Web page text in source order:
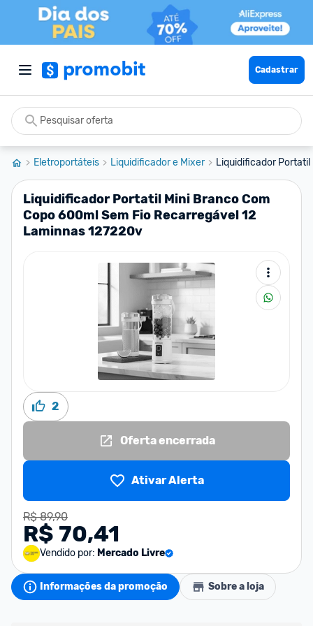
Cadastrar
Eletroportáteis Liquidificador e Mixer Liquidificador Portatil
Liquidificador Portatil Mini Branco Com
Copo 600ml Sem Fio Recarregável 12
Laminnas 127220v
2
Oferta encerrada
Ativar Alerta
R$ 89,90
R$ 70,41
Vendido por: Mercado Livre
Informações da promoção Sobre a loja